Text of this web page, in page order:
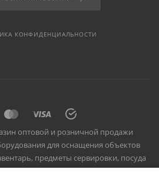
КОНФИДЕНЦИАЛЬНОСТИ
оптовой и розничной продажи
для оснащения объектов
предметы сервировки, посуда
кафе и ресторанов.